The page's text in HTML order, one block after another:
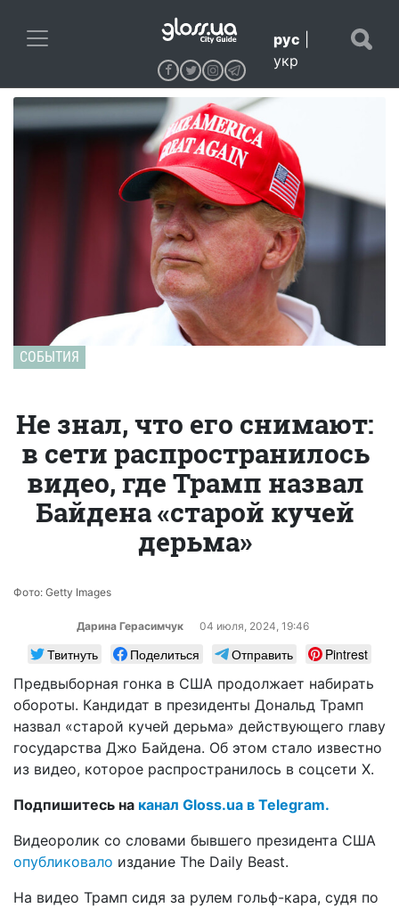
рус
укр
СОБЫТИЯ
Не знал, что его снимают:
в сети распространилось
видео, где Трамп назвал
Байдена «старой кучей
дерьма»
Фото: Getty Images
Дарина Герасимчук 04 июля, 2024, 19:46
Твитнуть Поделиться Отправить
Pintrest
Предвыборная гонка в США продолжает набирать
обороты. Кандидат в президенты Дональд Трамп
назвал «старой кучей дерьма» действующего главу
государства Джо Байдена. Об этом стало известно
из видео, которое распространилось в соцсети X.
Подпишитесь на канал Gloss.ua в Telegram.
Видеоролик со словами бывшего президента США
опубликовало издание The Daily Beast.
На видео Трамп сидя за рулем гольф-кара, судя по